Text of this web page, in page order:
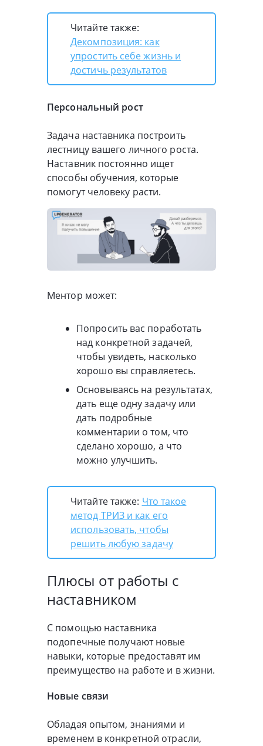
Читайте также:
Декомпозиция: как
упростить себе жизнь и
достичь результатов
Персональный рост
Задача наставника построить
лестницу вашего личного роста.
Наставник постоянно ищет
способы обучения, которые
помогут человеку расти.
Ментор может:
Попросить вас поработать
над конкретной задачей,
чтобы увидеть, насколько
хорошо вы справляетесь.
Основываясь на результатах,
дать еще одну задачу или
дать подробные
комментарии о том, что
сделано хорошо, а что
можно улучшить.
Читайте также: Что такое
метод ТРИЗ и как его
использовать, чтобы
решить любую задачу
Плюсы от работы с
наставником
С помощью наставника
подопечные получают новые
навыки, которые предоставят им
преимущество на работе и в жизни.
Новые связи
Обладая опытом, знаниями и
временем в конкретной отрасли,